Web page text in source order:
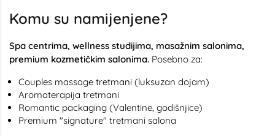
Komu su namijenjene?
Spa centrima, wellness studijima, masažnim salonima,
premium kozmetičkim salonima. Posebno za:
Couples massage tretmani (luksuzan dojam)
Aromaterapija tretmani
Romantic packaging (Valentine, godišnjice)
Premium "signature" tretmani salona